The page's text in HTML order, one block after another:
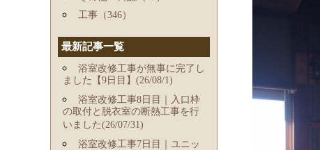
工事（346）
最新記事一覧
浴室改修工事が無事に完了し
ました【9日目】(26/08/1)
浴室改修工事8日目｜入口枠
の取付と脱衣室の断熱工事を行
いました(26/07/31)
浴室改修工事7日目｜ユニッ